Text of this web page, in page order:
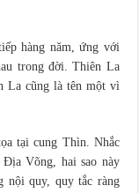
hàng năm, ứng với
trong đời. Thiên La
La cũng là tên một vì
tại cung Thìn. Nhắc
Võng, hai sao này
nội quy, quy tắc ràng